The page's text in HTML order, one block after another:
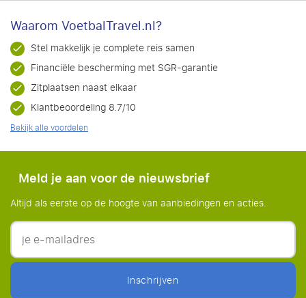
Waarom VoetbalTravel.nl?
Stel makkelijk je complete reis samen
Financiële bescherming met SGR-garantie
Zitplaatsen naast elkaar
Klantbeoordeling 8.7/10
Bekijk alle voordelen
Meld je aan voor de nieuwsbrief
Altijd als eerste op de hoogte van aanbiedingen en acties.
inschrijven